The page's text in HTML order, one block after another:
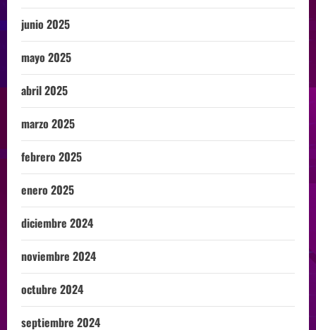
junio 2025
mayo 2025
abril 2025
marzo 2025
febrero 2025
enero 2025
diciembre 2024
noviembre 2024
octubre 2024
septiembre 2024